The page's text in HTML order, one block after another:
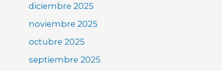
diciembre 2025
noviembre 2025
octubre 2025
septiembre 2025